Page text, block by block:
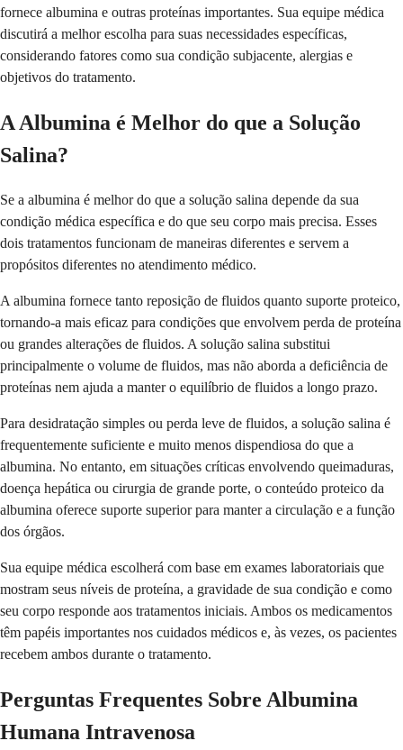
fornece albumina e outras proteínas importantes. Sua equipe médica
discutirá a melhor escolha para suas necessidades específicas,
considerando fatores como sua condição subjacente, alergias e
objetivos do tratamento.
A Albumina é Melhor do que a Solução
Salina?
Se a albumina é melhor do que a solução salina depende da sua
condição médica específica e do que seu corpo mais precisa. Esses
dois tratamentos funcionam de maneiras diferentes e servem a
propósitos diferentes no atendimento médico.
A albumina fornece tanto reposição de fluidos quanto suporte proteico,
tornando-a mais eficaz para condições que envolvem perda de proteína
ou grandes alterações de fluidos. A solução salina substitui
principalmente o volume de fluidos, mas não aborda a deficiência de
proteínas nem ajuda a manter o equilíbrio de fluidos a longo prazo.
Para desidratação simples ou perda leve de fluidos, a solução salina é
frequentemente suficiente e muito menos dispendiosa do que a
albumina. No entanto, em situações críticas envolvendo queimaduras,
doença hepática ou cirurgia de grande porte, o conteúdo proteico da
albumina oferece suporte superior para manter a circulação e a função
dos órgãos.
Sua equipe médica escolherá com base em exames laboratoriais que
mostram seus níveis de proteína, a gravidade de sua condição e como
seu corpo responde aos tratamentos iniciais. Ambos os medicamentos
têm papéis importantes nos cuidados médicos e, às vezes, os pacientes
recebem ambos durante o tratamento.
Perguntas Frequentes Sobre Albumina
Humana Intravenosa